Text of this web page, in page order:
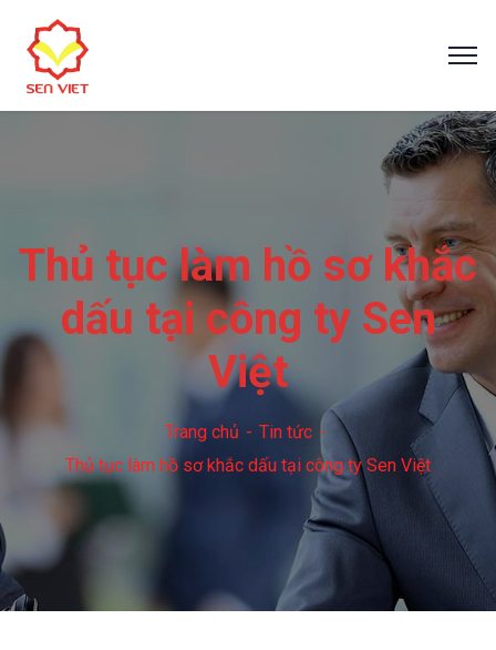
Thủ tục làm hồ sơ khắc
dấu tại công ty Sen
Việt
Trang chủ
Tin tức
Thủ tục làm hồ sơ khắc dấu tại công ty Sen Việt